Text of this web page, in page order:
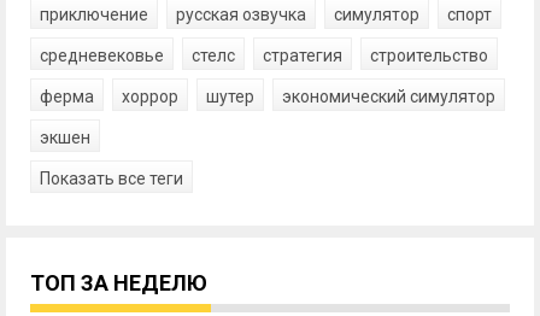
приключение русская озвучка симулятор спорт
средневековье стелс стратегия строительство
ферма хоррор шутер экономический симулятор
экшен
Показать все теги
ТОП ЗА НЕДЕЛЮ